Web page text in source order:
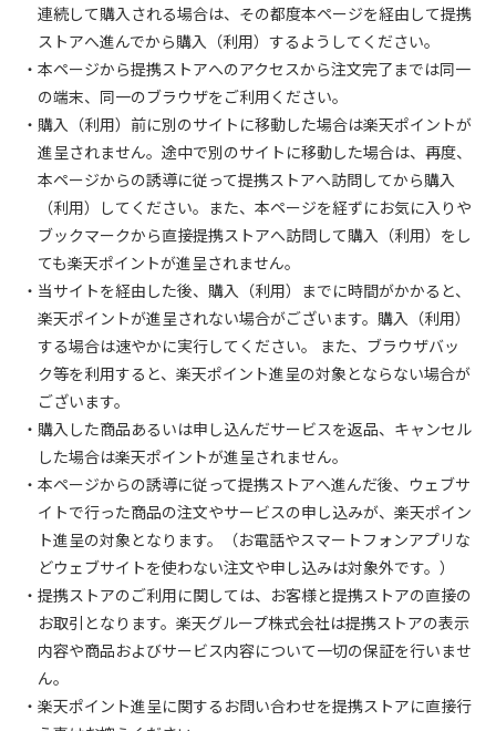
連続して購入される場合は、その都度本ページを経由して提携
ストアへ進んでから購入（利用）するようしてください。
・本ページから提携ストアへのアクセスから注文完了までは同一
の端末、同一のブラウザをご利用ください。
・購入（利用）前に別のサイトに移動した場合は楽天ポイントが
進呈されません。途中で別のサイトに移動した場合は、再度、
本ページからの誘導に従って提携ストアへ訪問してから購入
（利用）してください。また、本ページを経ずにお気に入りや
ブックマークから直接提携ストアへ訪問して購入（利用）をし
ても楽天ポイントが進呈されません。
・当サイトを経由した後、購入（利用）までに時間がかかると、
楽天ポイントが進呈されない場合がございます。購入（利用）
する場合は速やかに実行してください。 また、ブラウザバッ
ク等を利用すると、楽天ポイント進呈の対象とならない場合が
ございます。
・購入した商品あるいは申し込んだサービスを返品、キャンセル
した場合は楽天ポイントが進呈されません。
・本ページからの誘導に従って提携ストアへ進んだ後、ウェブサ
イトで行った商品の注文やサービスの申し込みが、楽天ポイン
ト進呈の対象となります。（お電話やスマートフォンアプリな
どウェブサイトを使わない注文や申し込みは対象外です。）
・提携ストアのご利用に関しては、お客様と提携ストアの直接の
お取引となります。楽天グループ株式会社は提携ストアの表示
内容や商品およびサービス内容について一切の保証を行いませ
ん。
・楽天ポイント進呈に関するお問い合わせを提携ストアに直接行